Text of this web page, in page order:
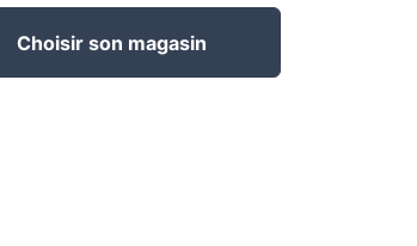
Choisir son magasin